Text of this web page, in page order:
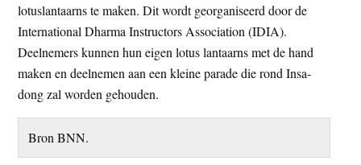
lotuslantaarns te maken. Dit wordt georganiseerd door de
International Dharma Instructors Association (IDIA).
Deelnemers kunnen hun eigen lotus lantaarns met de hand
maken en deelnemen aan een kleine parade die rond Insa-
dong zal worden gehouden.
Bron BNN.